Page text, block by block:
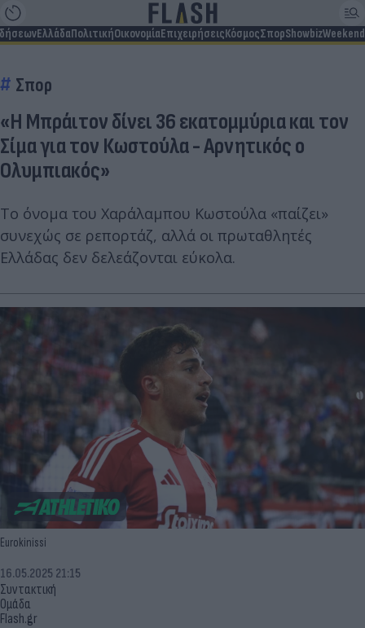
ΕλλάδαΠολιτικήΟικονομίαΕπιχειρήσειςΚόσμοςΣπορShowbizWeekend
Σπορ
«Η Μπράιτον δίνει 36 εκατομμύρια και τον
Σίμα για τον Κωστούλα - Αρνητικός ο
Ολυμπιακός»
Το όνομα του Χαράλαμπου Κωστούλα «παίζει»
συνεχώς σε ρεπορτάζ, αλλά οι πρωταθλητές
Ελλάδας δεν δελεάζονται εύκολα.
Eurokinissi
Συντακτική
Ομάδα
Flash.gr
16.05.2025 21:15